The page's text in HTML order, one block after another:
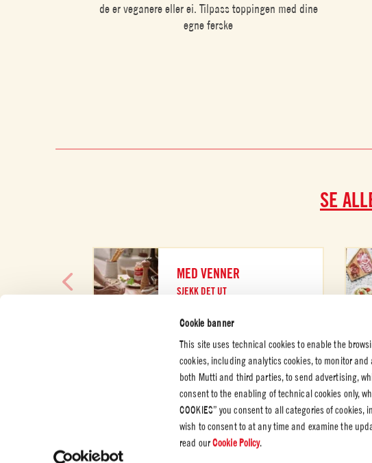
Cookie banner
This site uses technical cookies to enable the
cookies, including analytics cookies, to monitor
both Mutti and third parties, to send advertising,
consent to the enabling of technical cookies only,
COOKIES” you consent to all categories of
wish to consent to at any time and examine the
read ourCookie Policy.
de er veganere eller ei. Tilpass toppingen med dine
egne ferske
SE
MED VENNER
SJEKK DET UT
BEDRIFT
Sertifiseringer
Etiske retningslinjer
Whistleblowing
JURIDISK OG
PERSONVERN
Personvernpolicy